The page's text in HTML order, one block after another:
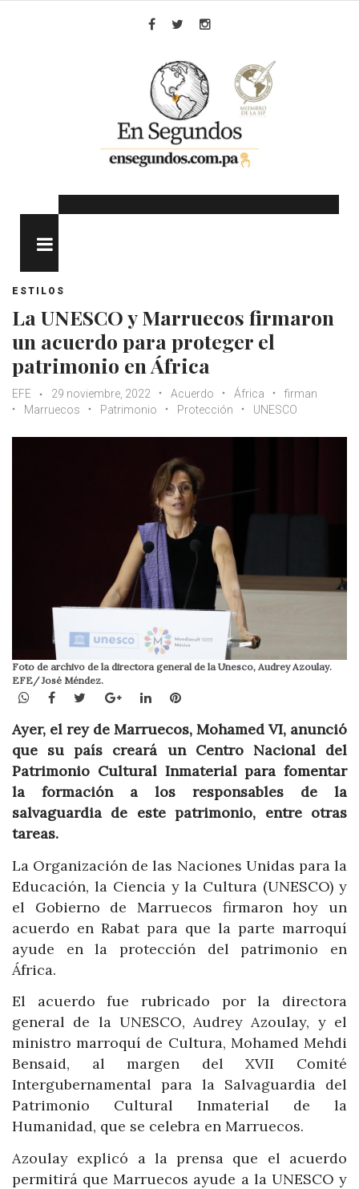
ESTILOS
La UNESCO y Marruecos firmaron
un acuerdo para proteger el
patrimonio en África
EFE 29 noviembre, 2022 Acuerdo África
firman
Marruecos
Patrimonio Protección UNESCO
Foto de archivo de la directora general de la Unesco, Audrey Azoulay.
EFE/ José Méndez.
WhatsApp
Facebook
TwitterGoogle+LinkedInPinterest
Ayer, el rey de Marruecos, Mohamed VI, anunció
que su país creará un Centro Nacional del
Patrimonio Cultural Inmaterial para fomentar
la formación a los responsables de la
salvaguardia de este patrimonio, entre otras
tareas.
La Organización de las Naciones Unidas para la
Educación, la Ciencia y la Cultura (UNESCO) y
el Gobierno de Marruecos firmaron hoy un
acuerdo en Rabat para que la parte marroquí
ayude en la protección del patrimonio en
África.
El acuerdo fue rubricado por la directora
general de la UNESCO, Audrey Azoulay, y el
ministro marroquí de Cultura, Mohamed Mehdi
Bensaid, al margen del XVII Comité
Intergubernamental para la Salvaguardia del
Patrimonio Cultural Inmaterial de la
Humanidad, que se celebra en Marruecos.
Azoulay explicó a la prensa que el acuerdo
permitirá que Marruecos ayude a la UNESCO y